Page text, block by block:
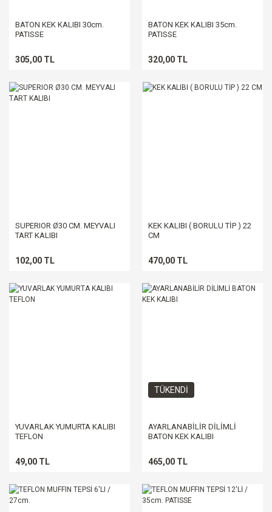
BATON KEK KALIBI 30cm.
PATISSE
305,00 TL
BATON KEK KALIBI 35cm.
PATISSE
320,00 TL
SUPERIOR Ø30 CM. MEYVALI
TART KALIBI
102,00 TL
KEK KALIBI ( BORULU TİP ) 22
CM
470,00 TL
YUVARLAK YUMURTA KALIBI
TEFLON
49,00 TL
TÜKENDİ
AYARLANABİLİR DİLİMLİ
BATON KEK KALIBI
465,00 TL